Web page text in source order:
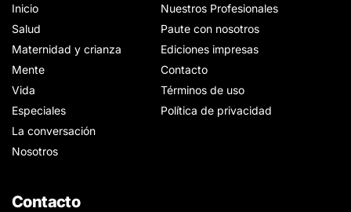
Inicio
Salud
Maternidad y crianza
Mente
Vida
Especiales
La conversación
Nosotros
Nuestros Profesionales
Paute con nosotros
Ediciones impresas
Contacto
Términos de uso
Política de privacidad
Contacto